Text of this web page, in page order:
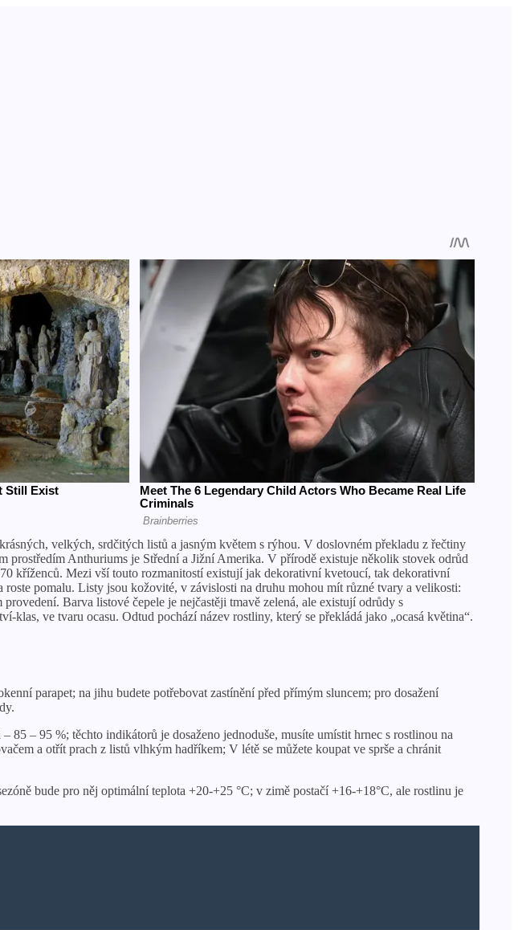
velkých, srdčitých listů a jasným květem s rýhou. V doslovném překladu z řečtiny
prostředím Anthuriums je Střední a Jižní Amerika. V přírodě existuje několik stovek odrůd
kříženců. Mezi vší touto rozmanitostí existují jak dekorativní kvetoucí, tak dekorativní
pomalu. Listy jsou kožovité, v závislosti na druhu mohou mít různé tvary a velikosti:
Barva listové čepele je nejčastěji tmavě zelená, ale existují odrůdy s
ve tvaru ocasu. Odtud pochází název rostliny, který se překládá jako „ocasá květina“.
parapet; na jihu budete potřebovat zastínění před přímým sluncem; pro dosažení
– 95 %; těchto indikátorů je dosaženo jednoduše, musíte umístit hrnec s rostlinou na
a otřít prach z listů vlhkým hadříkem; V létě se můžete koupat ve sprše a chránit
bude pro něj optimální teplota +20-+25 °C; v zimě postačí +16-+18°C, ale rostlinu je